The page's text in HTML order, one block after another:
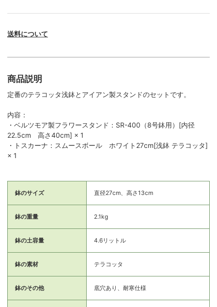
送料について
商品説明
定番のテラコッタ浅鉢とアイアン製スタンドのセットです。
内容：
・ベルツモア製フラワースタンド：SR-400（8号鉢用）[内径
22.5cm 高さ40cm] × 1
・トスカーナ：スムースボール ホワイト27cm[浅鉢 テラコッタ]
× 1
鉢のサイズ 直径27cm、高さ13cm
鉢の重量 2.1kg
鉢の土容量 4.6リットル
鉢の素材 テラコッタ
鉢のその他 底穴あり、耐寒仕様